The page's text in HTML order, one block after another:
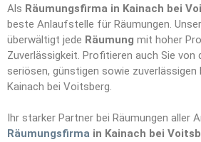
Als Räumungsfirma in Kainach bei
beste Anlaufstelle für Räumungen.
überwältigt jede Räumung mit hoher
Zuverlässigkeit. Profitieren auch Sie von
seriösen, günstigen sowie zuverlässigen
Kainach bei Voitsberg.
Ihr starker Partner bei Räumungen aller
Räumungsfirma in Kainach bei